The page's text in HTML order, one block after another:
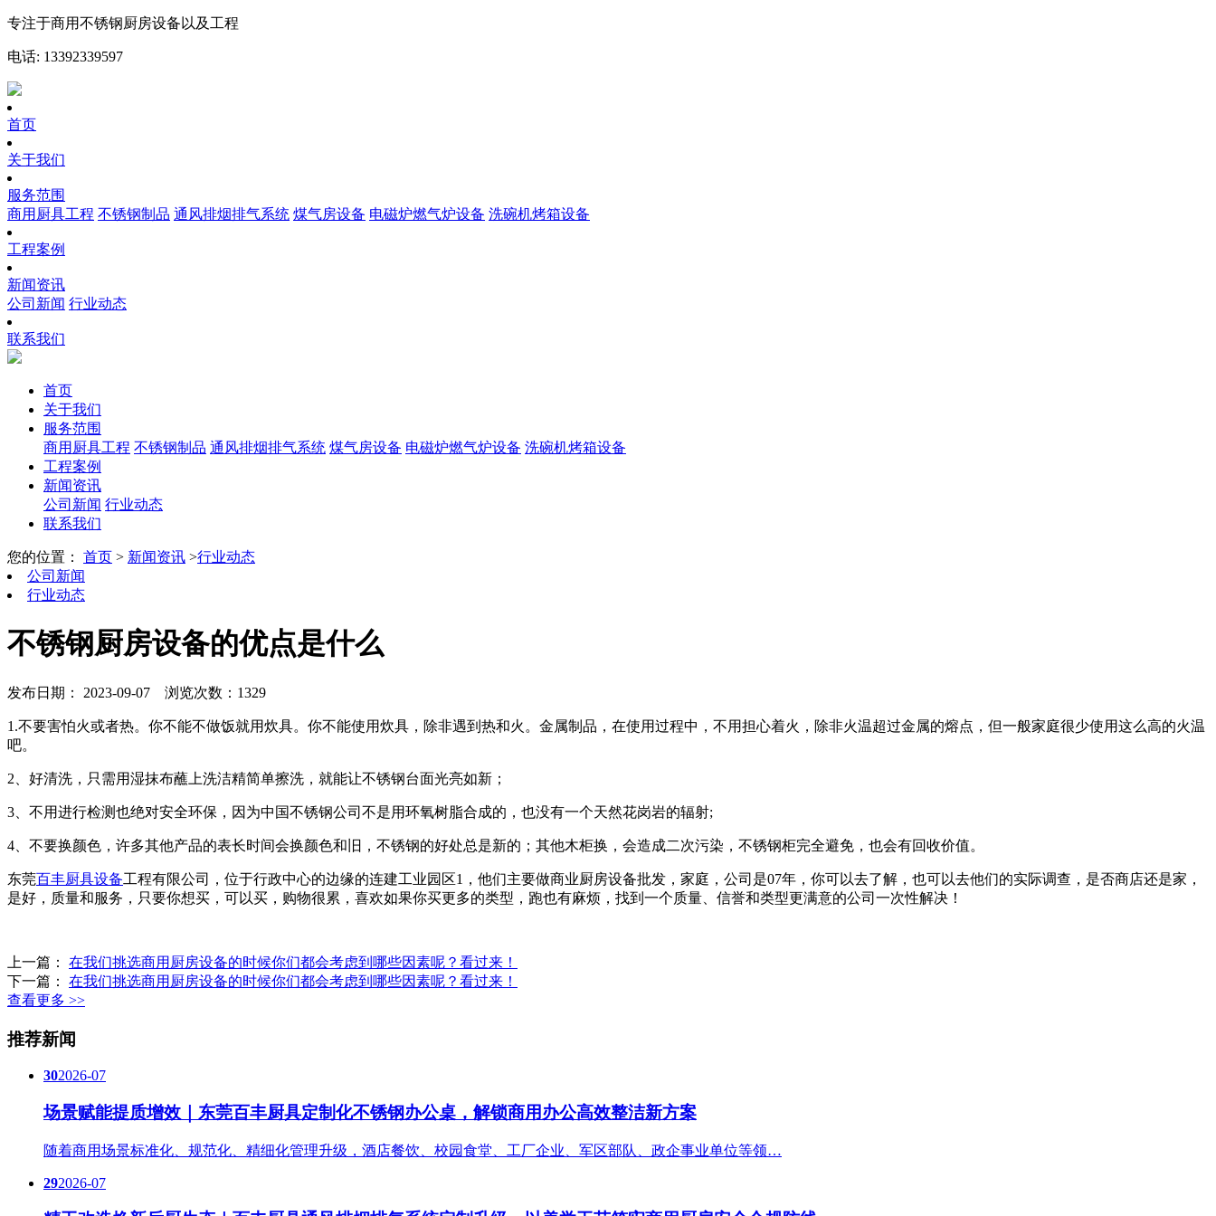
专注于商用不锈钢厨房设备以及工程
电话: 13392339597
首页
关于我们
服务范围
商用厨具工程 不锈钢制品 通风排烟排气系统 煤气房设备 电磁炉燃气炉设备 洗碗机烤箱设备
工程案例
新闻资讯
公司新闻 行业动态
联系我们
首页
关于我们
服务范围
商用厨具工程 不锈钢制品 通风排烟排气系统 煤气房设备 电磁炉燃气炉设备 洗碗机烤箱设备
工程案例
新闻资讯
公司新闻 行业动态
联系我们
您的位置： 首页 > 新闻资讯 >行业动态
公司新闻
行业动态
不锈钢厨房设备的优点是什么
发布日期： 2023-09-07 浏览次数：1329
1.不要害怕火或者热。你不能不做饭就用炊具。你不能使用炊具，除非遇到热和火。金属制品，在使用过程中，不用担心着火，除非火温超过金属的熔点，但一般家庭很少使用这么高的火温
吧。
2、好清洗，只需用湿抹布蘸上洗洁精简单擦洗，就能让不锈钢台面光亮如新；
3、不用进行检测也绝对安全环保，因为中国不锈钢公司不是用环氧树脂合成的，也没有一个天然花岗岩的辐射;
4、不要换颜色，许多其他产品的表长时间会换颜色和旧，不锈钢的好处总是新的；其他木柜换，会造成二次污染，不锈钢柜完全避免，也会有回收价值。
东莞百丰厨具设备工程有限公司，位于行政中心的边缘的连建工业园区1，他们主要做商业厨房设备批发，家庭，公司是07年，你可以去了解，也可以去他们的实际调查，是否商店还是家，
是好，质量和服务，只要你想买，可以买，购物很累，喜欢如果你买更多的类型，跑也有麻烦，找到一个质量、信誉和类型更满意的公司一次性解决！
上一篇： 在我们挑选商用厨房设备的时候你们都会考虑到哪些因素呢？看过来！
下一篇： 在我们挑选商用厨房设备的时候你们都会考虑到哪些因素呢？看过来！
查看更多 >>
推荐新闻
302026-07
场景赋能提质增效｜东莞百丰厨具定制化不锈钢办公桌，解锁商用办公高效整洁新方案
随着商用场景标准化、规范化、精细化管理升级，酒店餐饮、校园食堂、工厂企业、军区部队、政企事业单位等领…
292026-07